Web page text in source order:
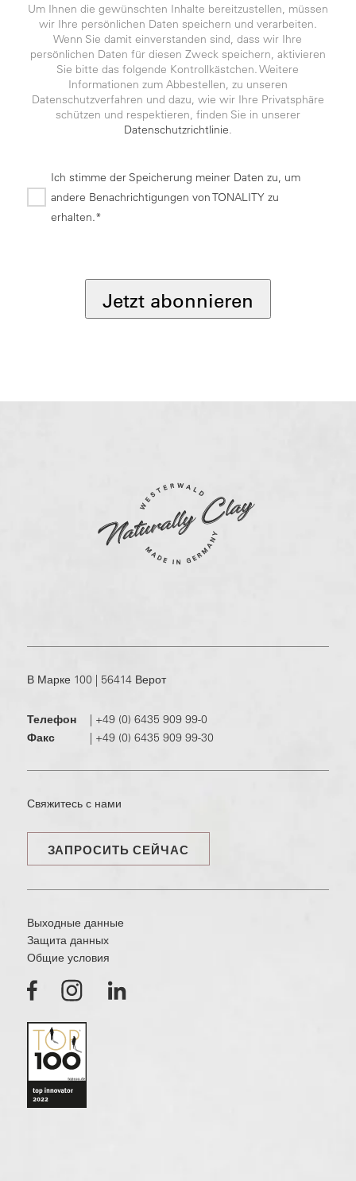
Um Ihnen die gewünschten Inhalte bereitzustellen, müssen
wir Ihre persönlichen Daten speichern und verarbeiten.
Wenn Sie damit einverstanden sind, dass wir Ihre
persönlichen Daten für diesen Zweck speichern, aktivieren
Sie bitte das folgende Kontrollkästchen. Weitere
Informationen zum Abbestellen, zu unseren
Datenschutzverfahren und dazu, wie wir Ihre Privatsphäre
schützen und respektieren, finden Sie in unserer
Datenschutzrichtlinie.
Ich stimme der Speicherung meiner Daten zu, um
andere Benachrichtigungen von TONALITY zu
erhalten.*
Jetzt abonnieren
В Марке 100 | 56414 Верот
Телефон | +49 (0) 6435 909 99-0
Факс
| +49 (0) 6435 909 99-30
Свяжитесь с нами
ЗАПРОСИТЬ СЕЙЧАС
Выходные данные
Защита данных
Общие условия